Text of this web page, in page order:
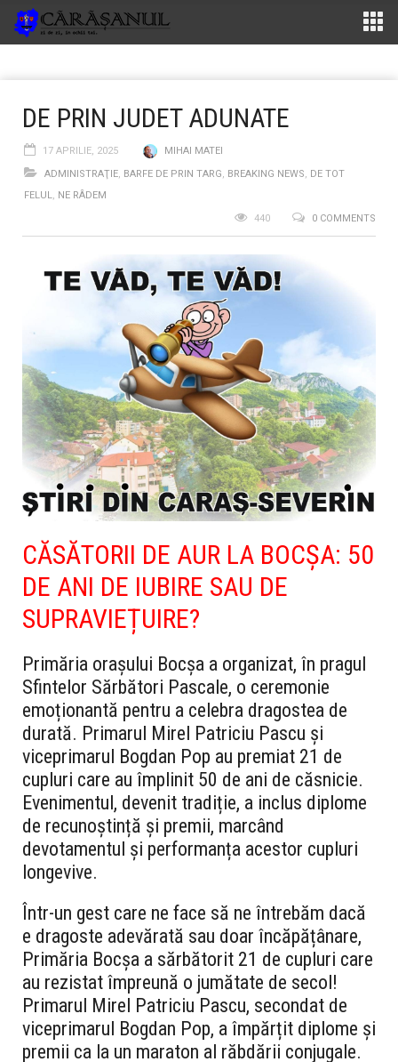
DE PRIN JUDET ADUNATE
17 APRILIE, 2025
MIHAI MATEI
ADMINISTRAŢIE, BARFE DE PRIN TARG, BREAKING NEWS, DE TOT
FELUL, NE RÂDEM
0 COMMENTS
440
CĂSĂTORII DE AUR LA BOCȘA: 50
DE ANI DE IUBIRE SAU DE
SUPRAVIEȚUIRE?
Primăria orașului Bocșa a organizat, în pragul
Sfintelor Sărbători Pascale, o ceremonie
emoționantă pentru a celebra dragostea de
durată. Primarul Mirel Patriciu Pascu și
viceprimarul Bogdan Pop au premiat 21 de
cupluri care au împlinit 50 de ani de căsnicie.
Evenimentul, devenit tradiție, a inclus diplome
de recunoștință și premii, marcând
devotamentul și performanța acestor cupluri
longevive.
Într-un gest care ne face să ne întrebăm dacă
e dragoste adevărată sau doar încăpățânare,
Primăria Bocșa a sărbătorit 21 de cupluri care
au rezistat împreună o jumătate de secol!
Primarul Mirel Patriciu Pascu, secondat de
viceprimarul Bogdan Pop, a împărțit diplome și
premii ca la un maraton al răbdării conjugale.